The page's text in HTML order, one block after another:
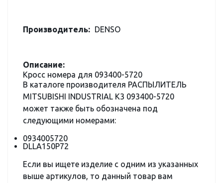
Производитель: DENSO
Описание:
Кросс номера для 093400-5720
В каталоге производителя РАСПЫЛИТЕЛЬ
MITSUBISHI INDUSTRIAL K3 093400-5720
может также быть обозначена под
следующими номерами:
0934005720
DLLA150P72
Если вы ищете изделие с одним из указанных
выше артикулов, то данный товар вам